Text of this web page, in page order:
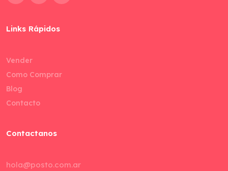
Links Rápidos
Vender
Como Comprar
Blog
Contacto
Contactanos
hola@posto.com.ar